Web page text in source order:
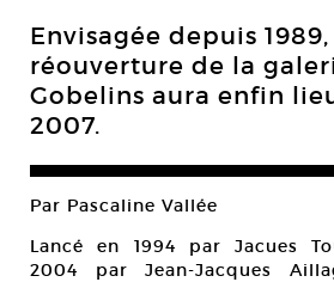
Envisagée depuis 1989,
réouverture de la
Gobelins aura enfin
2007.
Par Pascaline Vallée
Lancé en 1994 par Jacues
2004 par Jean-Jacques